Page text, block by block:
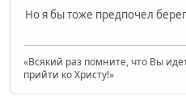
Но я бы тоже предпочел
«Всякий раз помните, что Вы
прийти ко Христу!»